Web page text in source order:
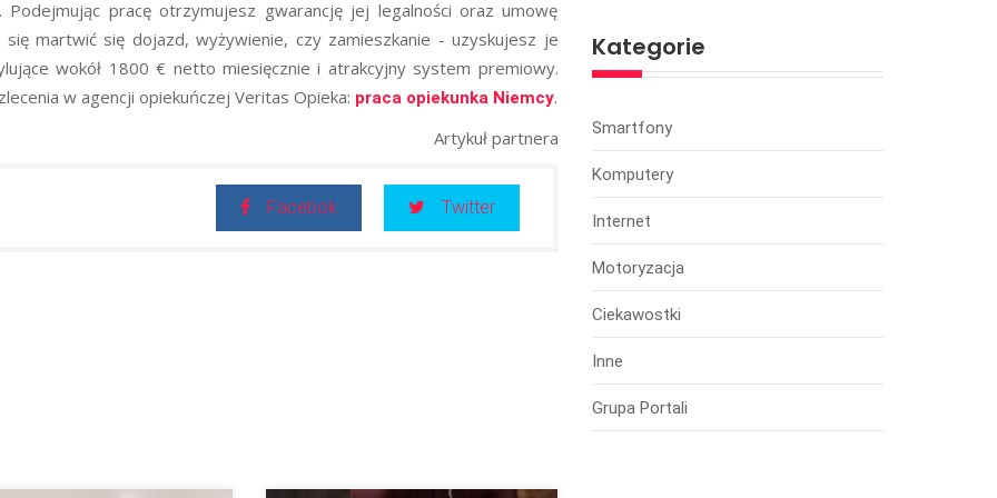
pracę otrzymujesz gwarancję jej legalności oraz umowę
martwić się dojazd, wyżywienie, czy zamieszkanie - uzyskujesz je
wokół 1800 € netto miesięcznie i atrakcyjny system premiowy.
w agencji opiekuńczej Veritas Opieka: praca opiekunka Niemcy.
Artykuł partnera
Facebok Twitter
Kategorie
Smartfony
Komputery
Internet
Motoryzacja
Ciekawostki
Inne
Grupa Portali